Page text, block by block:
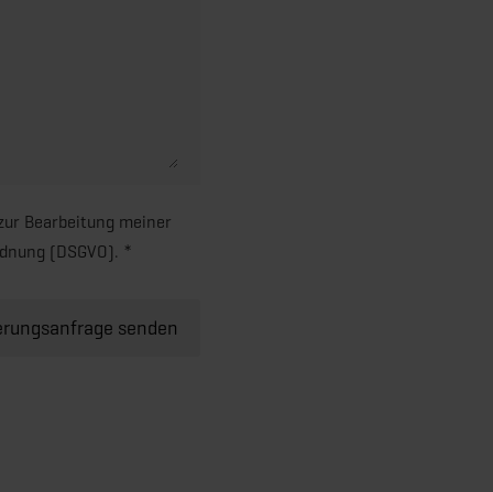
Bearbeitung meiner
(DSGVO). *
senden